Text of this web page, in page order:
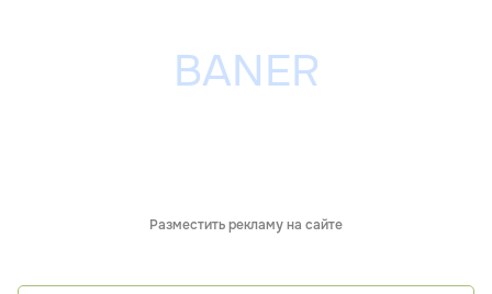
Разместить рекламу на сайте